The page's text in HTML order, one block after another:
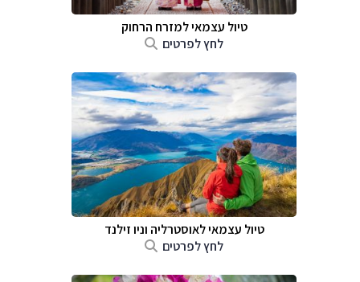
טיול עצמאי למזרח הרחוק
לחץ לפרטים
טיול עצמאי לאוסטרליה וניו זילנד
לחץ לפרטים